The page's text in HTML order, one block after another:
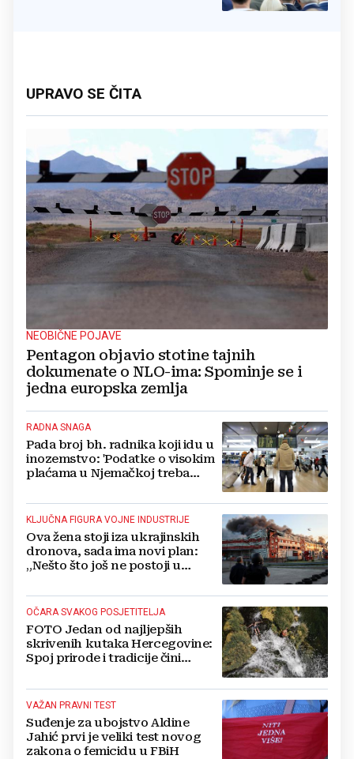
UPRAVO SE ČITA
NEOBIČNE POJAVE
Pentagon objavio stotine tajnih
dokumenate o NLO-ima: Spominje se i
jedna europska zemlja
RADNA SNAGA
Pada broj bh. radnika koji idu u
inozemstvo: 'Podatke o visokim
plaćama u Njemačkoj treba
KLJUČNA FIGURA VOJNE INDUSTRIJE
Ova žena stoji iza ukrajinskih
dronova, sada ima novi plan:
„Nešto što još ne postoji u
OČARA SVAKOG POSJETITELJA
FOTO Jedan od najljepših
skrivenih kutaka Hercegovine:
Spoj prirode i tradicije čini
destinacijom
VAŽAN PRAVNI TEST
Suđenje za ubojstvo Aldine
Jahić prvi je veliki test novog
zakona o femicidu u FBiH